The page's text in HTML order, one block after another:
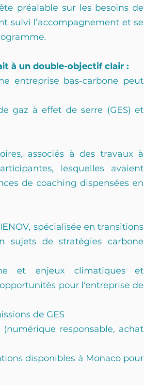
préalable sur les besoins de
suivi l’accompagnement et se
à un double-objectif clair :
entreprise bas-carbone peut
gaz à effet de serre (GES) et
associés à des travaux à
lesquelles avaient
de coaching dispensées en
spécialisée en transitions
sujets de stratégies carbone
et enjeux climatiques et
pour l’entreprise de
de GES
responsable, achat
disponibles à Monaco pour